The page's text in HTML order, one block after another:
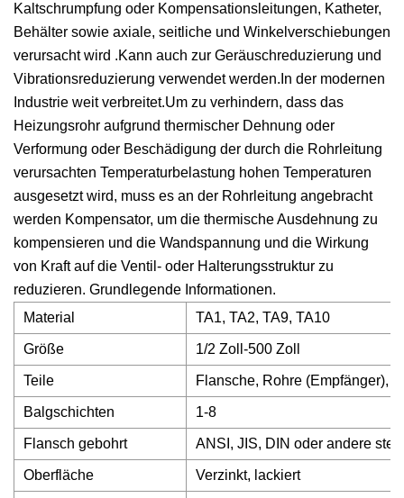
Kaltschrumpfung oder Kompensationsleitungen, Katheter,
Behälter sowie axiale, seitliche und Winkelverschiebungen
verursacht wird .Kann auch zur Geräuschreduzierung und
Vibrationsreduzierung verwendet werden.In der modernen
Industrie weit verbreitet.Um zu verhindern, dass das
Heizungsrohr aufgrund thermischer Dehnung oder
Verformung oder Beschädigung der durch die Rohrleitung
verursachten Temperaturbelastung hohen Temperaturen
ausgesetzt wird, muss es an der Rohrleitung angebracht
werden Kompensator, um die thermische Ausdehnung zu
kompensieren und die Wandspannung und die Wirkung
von Kraft auf die Ventil- oder Halterungsstruktur zu
reduzieren. Grundlegende Informationen.
Material
TA1, TA2, TA9, TA10
Größe 1/2 Zoll-500 Zoll
Teile Flansche, Rohre (Empfänger),
Balgschichten 1-8
Flansch gebohrt ANSI, JIS, DIN oder andere
Oberfläche Verzinkt, lackiert